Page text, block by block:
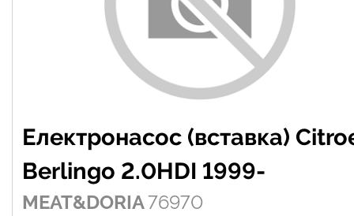
Електронасос (вставка)
Berlingo 2.0HDI 1999-
MEAT&DORIA76970